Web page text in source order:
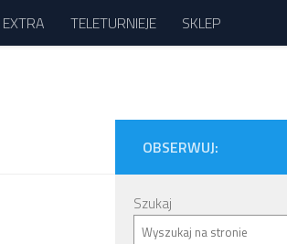
TELETURNIEJE SKLEP
OBSERWUJ:
Szukaj